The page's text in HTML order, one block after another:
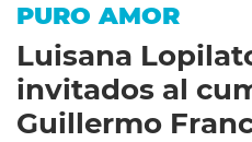
PURO AMOR
Luisana
invitados al
Guillermo